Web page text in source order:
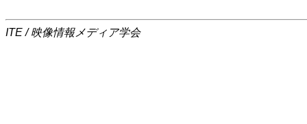
ITE / 映像情報メディア学会